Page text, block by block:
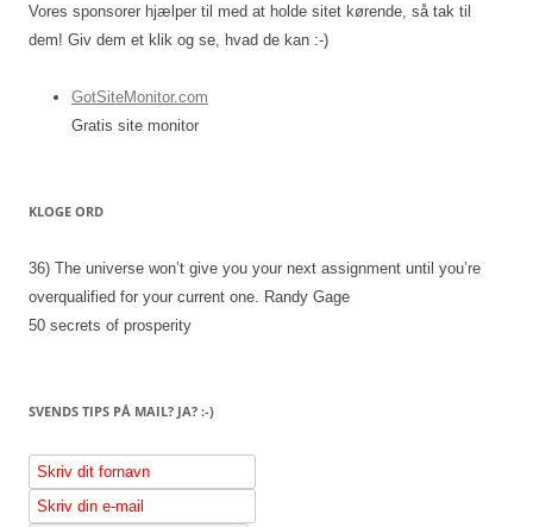
Vores sponsorer hjælper til med at holde sitet kørende, så tak til
dem! Giv dem et klik og se, hvad de kan :-)
GotSiteMonitor.com
Gratis site monitor
KLOGE ORD
36) The universe won’t give you your next assignment until you’re
overqualified for your current one.
Randy Gage
50 secrets of prosperity
SVENDS TIPS PÅ MAIL? JA? :-)